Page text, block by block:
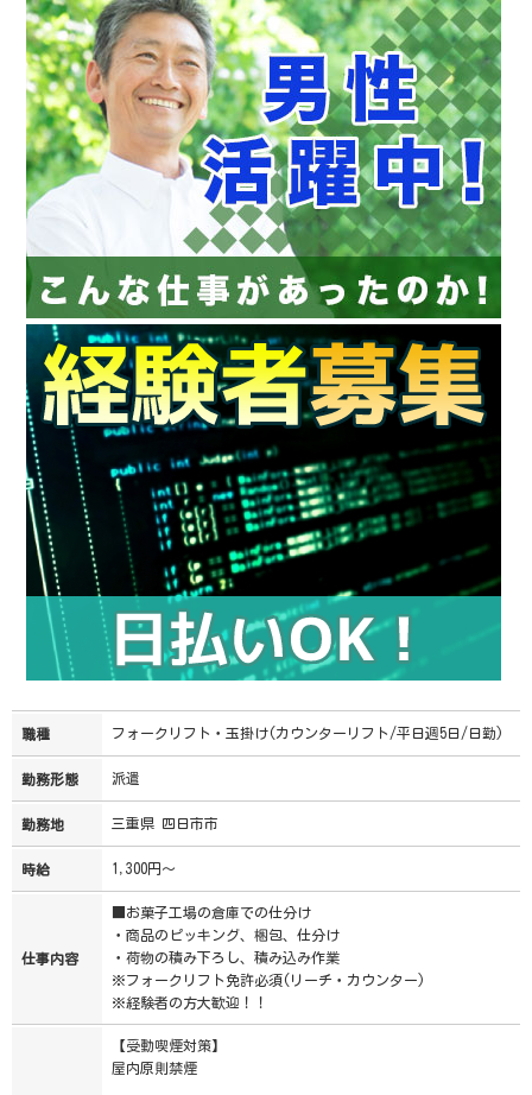
職種 フォークリフト・玉掛け(カウンターリフト/平日週5日/日勤)
勤務形態 派遣
勤務地 三重県 四日市市
時給 1,300円～
仕事内容
■お菓子工場の倉庫での仕分け
・商品のピッキング、梱包、仕分け
・荷物の積み下ろし、積み込み作業
※フォークリフト免許必須(リーチ・カウンター)
※経験者の方大歓迎！！
【受動喫煙対策】
屋内原則禁煙